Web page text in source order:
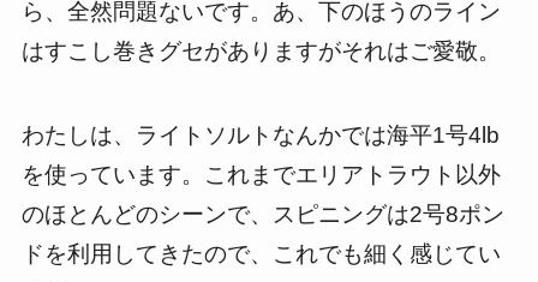
ら、全然問題ないです。あ、下のほうのライン
はすこし巻きグセがありますがそれはご愛敬。
わたしは、ライトソルトなんかでは海平1号4lb
を使っています。これまでエリアトラウト以外
のほとんどのシーンで、スピニングは2号8ポン
ドを利用してきたので、これでも細く感じてい